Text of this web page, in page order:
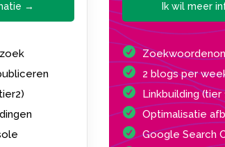
→ Ik wil meer
2 blogs per
Linkbuilding (tier
Optimalisatie
Google Search